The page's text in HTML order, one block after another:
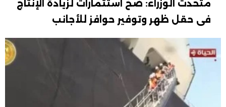
متحدث الوزراء: ضخ استثمارات لزيادة الإنتاج
فى حقل ظهر وتوفير حوافز للأجانب